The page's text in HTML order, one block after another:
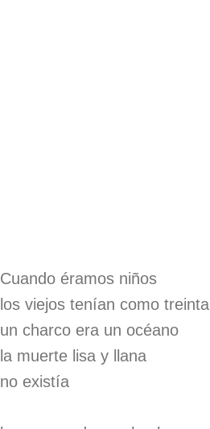
Cuando éramos niños
los viejos tenían como treinta
un charco era un océano
la muerte lisa y llana
no existía